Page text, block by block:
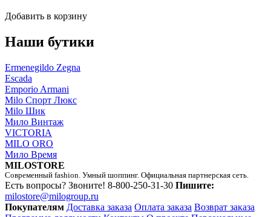
Добавить в корзину
Наши бутики
Ermenegildo Zegna
Escada
Emporio Armani
Milo Спорт Люкс
Milo Шик
Мило Винтаж
VICTORIA
MILO ORO
Мило Время
MILOSTORE
Современный fashion. Умный шоппинг. Официальная партнерская сеть.
Есть вопросы? Звоните! 8-800-250-31-30 Пишите:
milostore@milogroup.ru
Покупателям Доставка заказа Оплата заказа Возврат заказа